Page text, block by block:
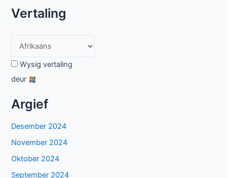
Vertaling
Wysig vertaling
deur
Argief
Desember 2024
November 2024
Oktober 2024
September 2024